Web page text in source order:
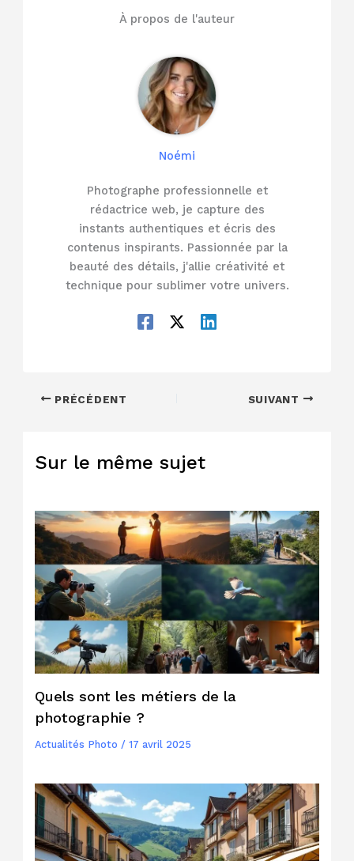
À propos de l'auteur
Noémi
Photographe professionnelle et
rédactrice web, je capture des
instants authentiques et écris des
contenus inspirants. Passionnée par la
beauté des détails, j'allie créativité et
technique pour sublimer votre univers.
PRÉCÉDENT SUIVANT
Sur le même sujet
Quels sont les métiers de la
photographie ?
Actualités Photo / 17 avril 2025